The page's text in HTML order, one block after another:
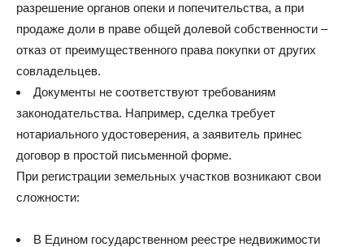
разрешение органов опеки и попечительства, а при
продаже доли в праве общей долевой собственности –
отказ от преимущественного права покупки от других
совладельцев.
Документы не соответствуют требованиям
законодательства. Например, сделка требует
нотариального удостоверения, а заявитель принес
договор в простой письменной форме.
При регистрации земельных участков возникают свои
сложности:
В Едином государственном реестре недвижимости